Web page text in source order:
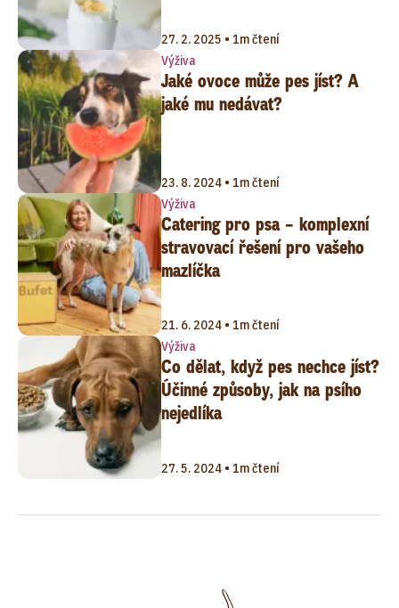
27. 2. 2025 • 1m čtení
Výživa
Jaké ovoce může pes jíst? A
jaké mu nedávat?
23. 8. 2024 • 1m čtení
Výživa
Catering pro psa – komplexní
stravovací řešení pro vašeho
mazlíčka
21. 6. 2024 • 1m čtení
Výživa
Co dělat, když pes nechce jíst?
Účinné způsoby, jak na psího
nejedlíka
27. 5. 2024 • 1m čtení